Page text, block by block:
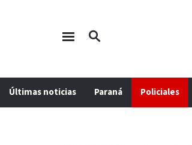
Últimas noticias Paraná Policiales